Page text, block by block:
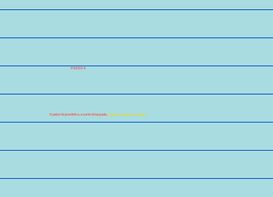
PASSO 4
O palco tá prontinho, a sorte tá lançada. Agora é só torcer, xuxu!